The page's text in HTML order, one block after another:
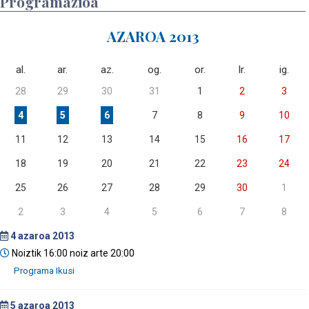
AZAROA 2013
al. ar. az. og. or. lr. ig.
28 29 30 31 1 2 3
4 5 6 7 8 9 10
11 12 13 14 15 16 17
18 19 20 21 22 23 24
25 26 27 28 29 30 1
2 3 4 5 6 7 8
4azaroa 2013
Noiztik 16:00 noiz arte 20:00
5 azaroa 2013